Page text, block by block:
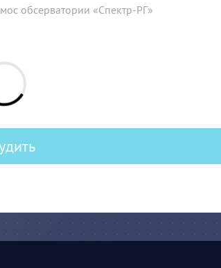
обсерватории «Спектр-РГ»